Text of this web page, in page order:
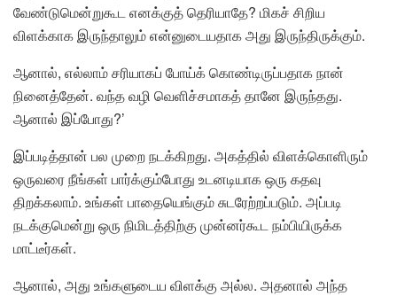
வேண்டுமென்றுகூட எனக்குத் தெரியாதே? மிகச் சிறிய
விளக்காக இருந்தாலும் என்னுடையதாக அது இருந்திருக்கும்.
ஆனால், எல்லாம் சரியாகப் போய்க் கொண்டிருப்பதாக நான்
நினைத்தேன். வந்த வழி வெளிச்சமாகத் தானே இருந்தது.
ஆனால் இப்போது?’
இப்படித்தான் பல முறை நடக்கிறது. அகத்தில் விளக்கொளிரும்
ஒருவரை நீங்கள் பார்க்கும்போது உடனடியாக ஒரு கதவு
திறக்கலாம். உங்கள் பாதையெங்கும் சுடரேற்றப்படும். அப்படி
நடக்குமென்று ஒரு நிமிடத்திற்கு முன்னர்கூட நம்பியிருக்க
மாட்டீர்கள்.
ஆனால், அது உங்களுடைய விளக்கு அல்ல. அதனால் அந்த